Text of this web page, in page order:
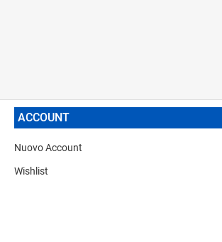
ACCOUNT
Nuovo Account
Wishlist